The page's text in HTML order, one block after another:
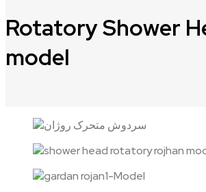
Rotatory Shower
model